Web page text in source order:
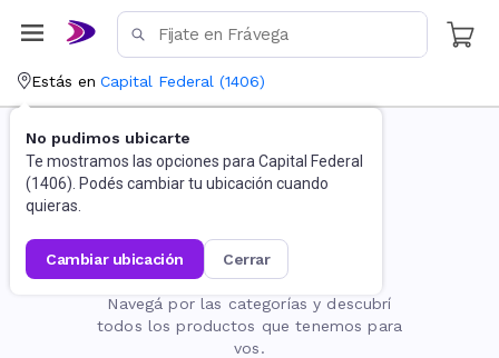
Estás en Capital Federal (1406)
No pudimos ubicarte
Te mostramos las opciones para Capital Federal
(1406). Podés cambiar tu ubicación cuando
quieras.
cambiar ubicación cerrar
La página no existe
Navegá por las categorías y descubrí
todos los productos que tenemos para
vos.